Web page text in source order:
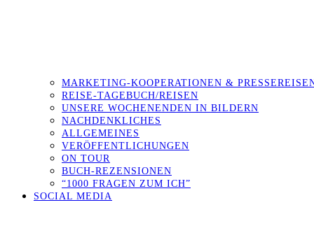
MARKETING-KOOPERATIONEN &
REISE-TAGEBUCH/REISEN
UNSERE WOCHENENDEN IN BILDERN
NACHDENKLICHES
ALLGEMEINES
VERÖFFENTLICHUNGEN
ON TOUR
BUCH-REZENSIONEN
“1000 FRAGEN ZUM ICH”
SOCIAL MEDIA